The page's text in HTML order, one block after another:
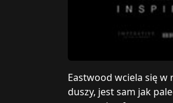
Eastwood wciela się w
duszy, jest sam jak